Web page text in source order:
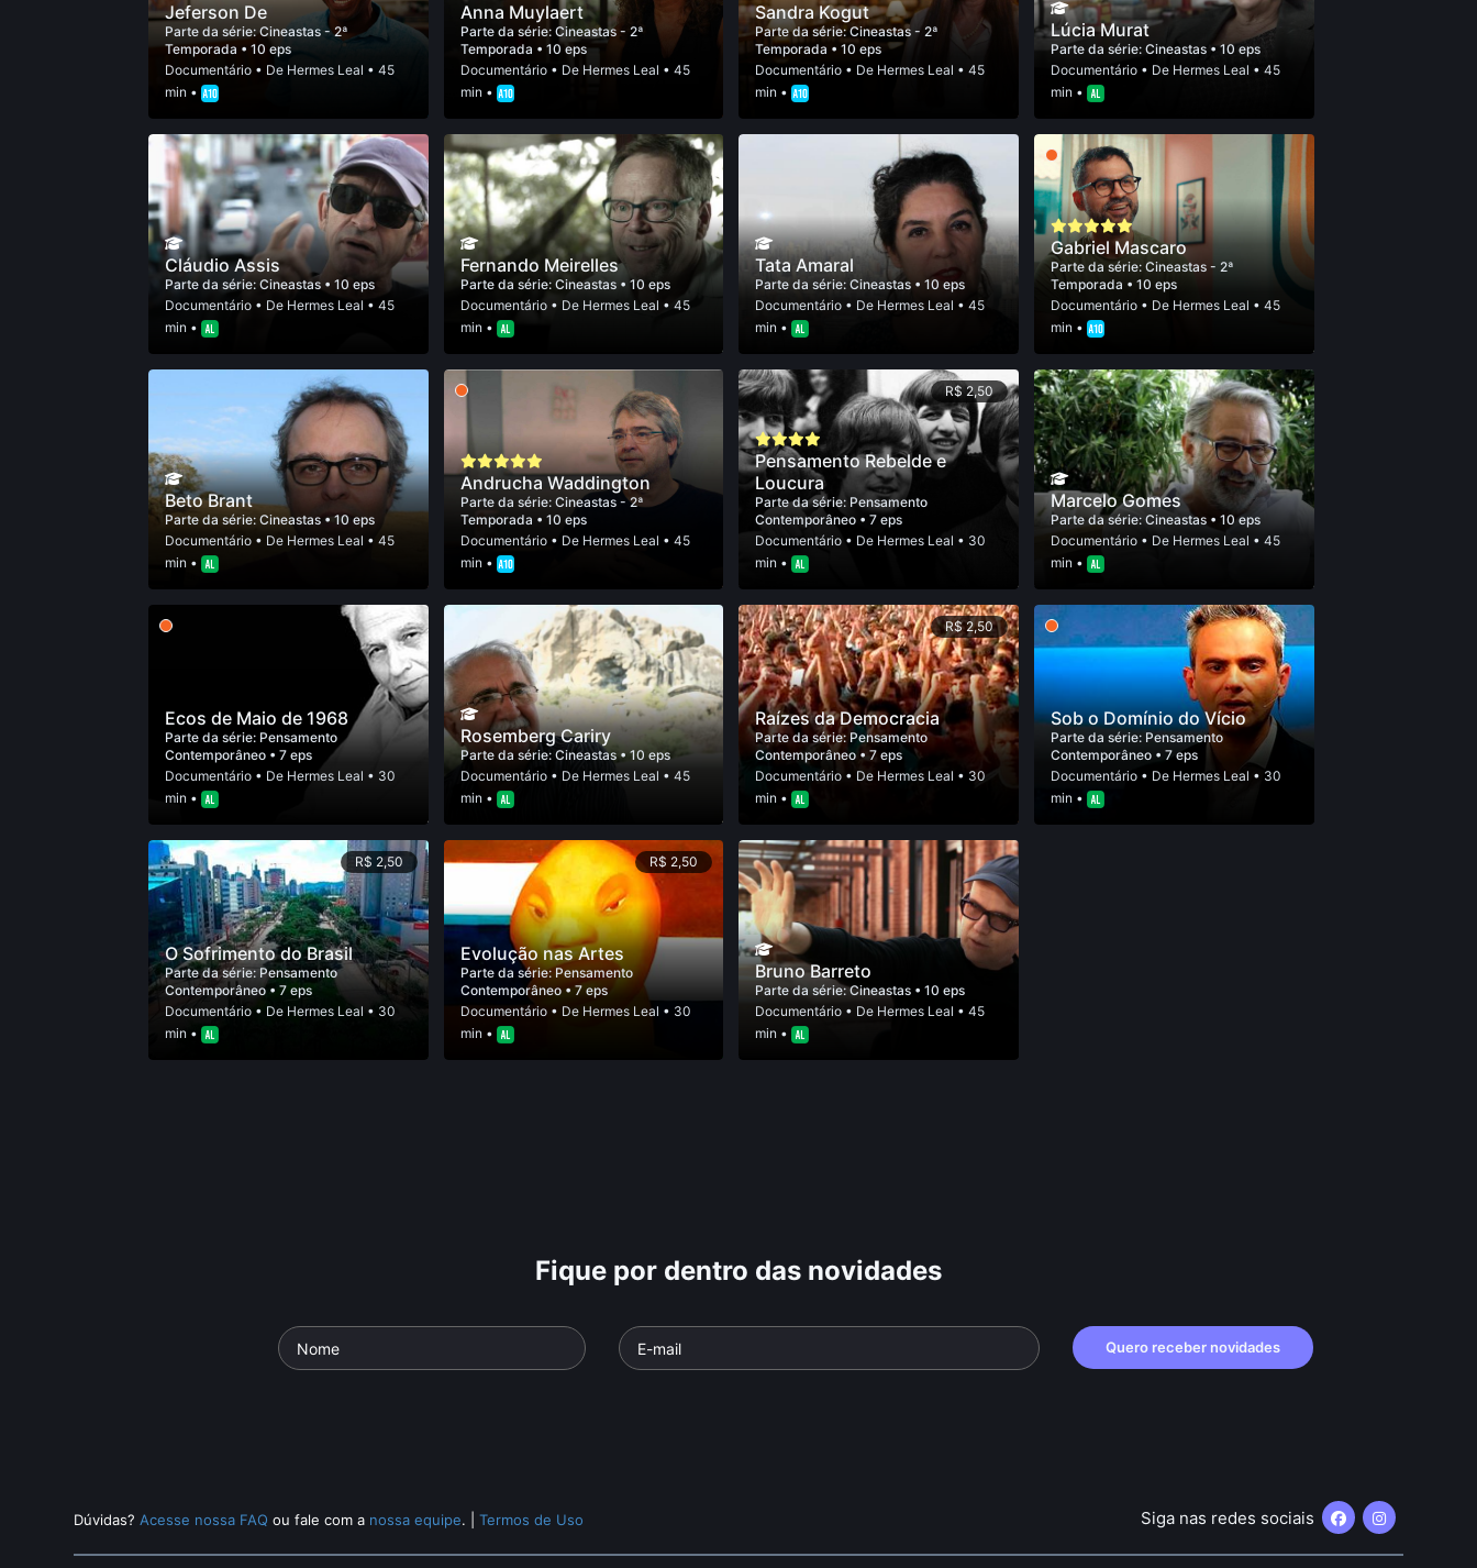
Jeferson De
Parte da série:Cineastas - 2ª
Temporada • 10 eps
Documentário• De Hermes Leal • 45
min •
Anna Muylaert
Parte da série: Cineastas - 2ª
Temporada • 10 eps
Documentário• De Hermes Leal • 45
min •
Sandra Kogut
Parte da série:Cineastas - 2ª
Temporada • 10 eps
Documentário • De Hermes Leal • 45
min •
Lúcia Murat
Parte da série:Cineastas • 10 eps
Documentário • De Hermes Leal • 45
min •
Cláudio Assis
Parte da série: Cineastas • 10 eps
Documentário• De Hermes Leal • 45
min •
Fernando Meirelles
Parte da série: Cineastas • 10 eps
Documentário• De Hermes Leal • 45
min •
Tata Amaral
Parte da série:Cineastas • 10 eps
Documentário • De Hermes Leal • 45
min •
Gabriel Mascaro
Parte da série:Cineastas - 2ª
Temporada • 10 eps
Documentário • De Hermes Leal • 45
min •
Beto Brant
Parte da série: Cineastas • 10 eps
Documentário• De Hermes Leal • 45
min •
Andrucha Waddington
Parte da série: Cineastas - 2ª
Temporada • 10 eps
Documentário• De Hermes Leal • 45
min •
R$ 2,50
Pensamento Rebelde e
Loucura
Parte da série: Pensamento
Contemporâneo • 7 eps
Documentário • De Hermes Leal • 30
min •
Marcelo Gomes
Parte da série:Cineastas • 10 eps
Documentário • De Hermes Leal • 45
min •
Ecos de Maio de 1968
Parte da série: Pensamento
Contemporâneo • 7 eps
Documentário• De Hermes Leal • 30
min •
Rosemberg Cariry
Parte da série: Cineastas• 10 eps
Documentário• De Hermes Leal • 45
min •
R$ 2,50
Raízes da Democracia
Parte da série:Pensamento
Contemporâneo • 7 eps
Documentário • De Hermes Leal • 30
min •
Sob o Domínio do Vício
Parte da série: Pensamento
Contemporâneo • 7 eps
Documentário • De Hermes Leal • 30
min •
R$ 2,50
O Sofrimento do Brasil
Parte da série: Pensamento
Contemporâneo • 7 eps
Documentário• De Hermes Leal • 30
min •
R$ 2,50
Evolução nas Artes
Parte da série: Pensamento
Contemporâneo • 7 eps
Documentário• De Hermes Leal • 30
min •
Bruno Barreto
Parte da série:Cineastas • 10 eps
Documentário • De Hermes Leal • 45
min •
Fique por dentro das novidades
Quero receber novidades
Dúvidas? Acesse nossa FAQ ou fale com a nossa equipe. |Termos de Uso Siga nas redes sociais